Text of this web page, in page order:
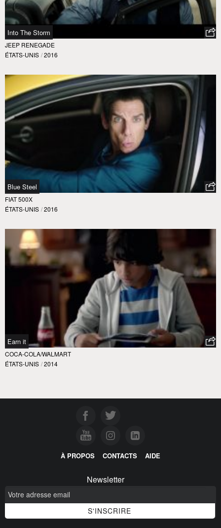
Into The Storm
JEEP RENEGADE
ÉTATS-UNIS / 2016
Blue Steel
FIAT 500X
ÉTATS-UNIS / 2016
Earn it
COCA-COLA/WALMART
ÉTATS-UNIS / 2014
À PROPOS CONTACTS AIDE
Newsletter